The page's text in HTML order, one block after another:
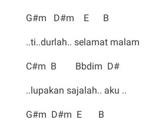
G#m D#m E B
..ti..durlah.. selamat malam
C#m B Bbdim D#
..lupakan sajalah.. aku ..
G#m D#m E B